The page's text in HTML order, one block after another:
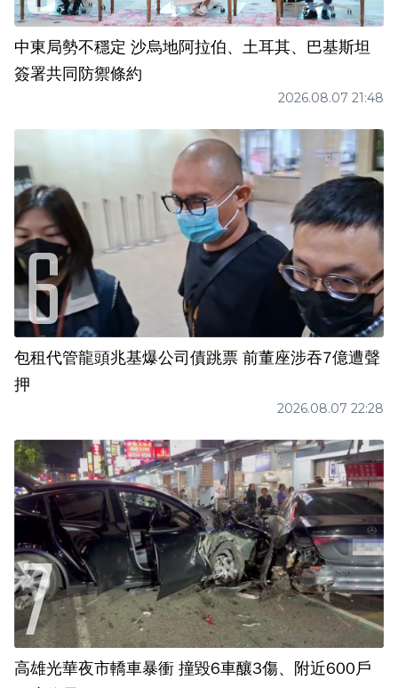
中東局勢不穩定 沙烏地阿拉伯、土耳其、巴基斯坦
簽署共同防禦條約
2026.08.07 21:48
包租代管龍頭兆基爆公司債跳票 前董座涉吞7億遭聲
押
2026.08.07 22:28
高雄光華夜市轎車暴衝 撞毀6車釀3傷、附近600戶